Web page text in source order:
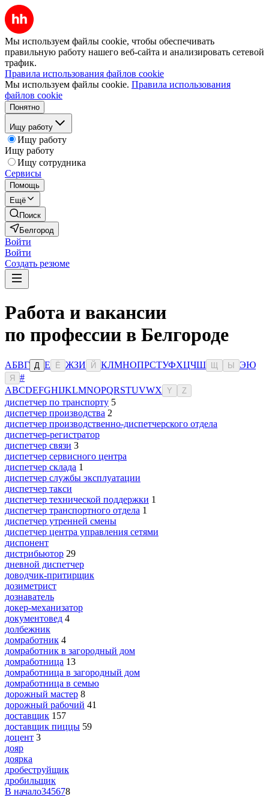
Мы используем файлы cookie, чтобы обеспечивать
правильную работу нашего веб-сайта и анализировать сетевой
трафик.
Правила использования файлов cookie
Мы используем файлы cookie. Правила использования
файлов cookie
Понятно
Ищу работу
Ищу работу
Ищу работу
Ищу сотрудника
Сервисы
Помощь
Ещё
Поиск
Белгород
Войти
Войти
Создать резюме
Работа и вакансии
по профессии в Белгороде
АБВГ Д Е Ё ЖЗИ Й КЛМНОПРСТУФХЦЧШ Ы ЭЮ
Я
#
ABCDEFGHIJKLMNOPQRSTUVWX Y Z
диспетчер по транспорту 5
диспетчер производства 2
диспетчер производственно-диспетчерского отдела
диспетчер-регистратор
диспетчер связи 3
диспетчер сервисного центра
диспетчер склада 1
диспетчер службы эксплуатации
диспетчер такси
диспетчер технической поддержки 1
диспетчер транспортного отдела 1
диспетчер утренней смены
диспетчер центра управления сетями
диспонент
дистрибьютор 29
дневной диспетчер
доводчик-притирщик
дозиметрист
дознаватель
докер-механизатор
документовед 4
долбежник
домработник 4
домработник в загородный дом
домработница 13
домработница в загородный дом
домработница в семью
дорожный мастер 8
дорожный рабочий 41
доставщик 157
доставщик пиццы 59
доцент 3
дояр
доярка
дробеструйщик
дробильщик
В начало345678